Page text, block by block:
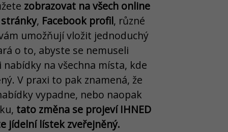
zobrazovat na všech online
, Facebook profil, různé
umožňují vložit jednoduchý
o to, abyste se nemuseli
na všechna místa, kde
V praxi to pak znamená, že
vypadne, nebo naopak
tato změna se projeví IHNED
jídelní lístek zveřejněný.